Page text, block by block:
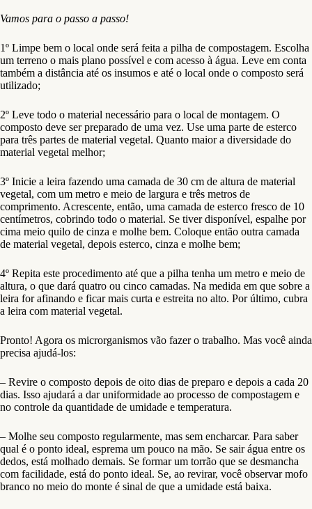
Vamos para o passo a passo!
1º Limpe bem o local onde será feita a pilha de compostagem. Escolha
um terreno o mais plano possível e com acesso à água. Leve em conta
também a distância até os insumos e até o local onde o composto será
utilizado;
2º Leve todo o material necessário para o local de montagem. O
composto deve ser preparado de uma vez. Use uma parte de esterco
para três partes de material vegetal. Quanto maior a diversidade do
material vegetal melhor;
3º Inicie a leira fazendo uma camada de 30 cm de altura de material
vegetal, com um metro e meio de largura e três metros de
comprimento. Acrescente, então, uma camada de esterco fresco de 10
centímetros, cobrindo todo o material. Se tiver disponível, espalhe por
cima meio quilo de cinza e molhe bem. Coloque então outra camada
de material vegetal, depois esterco, cinza e molhe bem;
4º Repita este procedimento até que a pilha tenha um metro e meio de
altura, o que dará quatro ou cinco camadas. Na medida em que sobre a
leira for afinando e ficar mais curta e estreita no alto. Por último, cubra
a leira com material vegetal.
Pronto! Agora os microrganismos vão fazer o trabalho. Mas você ainda
precisa ajudá-los:
– Revire o composto depois de oito dias de preparo e depois a cada 20
dias. Isso ajudará a dar uniformidade ao processo de compostagem e
no controle da quantidade de umidade e temperatura.
– Molhe seu composto regularmente, mas sem encharcar. Para saber
qual é o ponto ideal, esprema um pouco na mão. Se sair água entre os
dedos, está molhado demais. Se formar um torrão que se desmancha
com facilidade, está do ponto ideal. Se, ao revirar, você observar mofo
branco no meio do monte é sinal de que a umidade está baixa.